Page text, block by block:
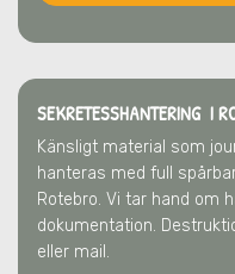
SEKRETESSHANTERING I
Känsligt material som
hanteras med full
Rotebro. Vi tar hand om
dokumentation.
eller mail.